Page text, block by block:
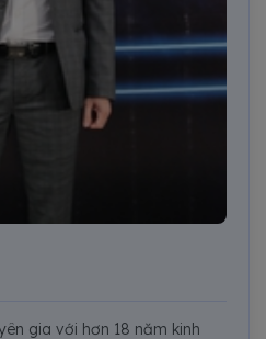
gia với hơn 18 năm kinh